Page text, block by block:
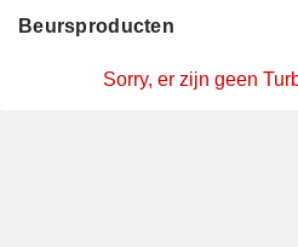
Beursproducten
Sorry, er zijn geen